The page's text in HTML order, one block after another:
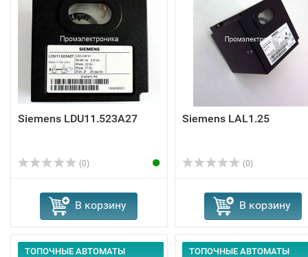
Siemens LDU11.523A27
(0)
В корзину
Siemens LAL1.25
(0)
В корзину
ТОПОЧНЫЕ АВТОМАТЫ
ТОПОЧНЫЕ АВТОМАТЫ